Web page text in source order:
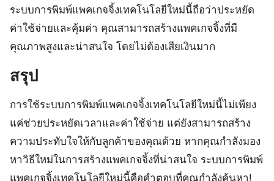
ระบบการพิมพ์แพคเกจจิ้งเทคโนโลยีใหม่นี้ถือว่าประหยัด
ค่าใช้จ่ายและคุ้มค่า คุณสามารถสร้างแพคเกจจิ้งที่มี
คุณภาพสูงและน่าสนใจ โดยไม่ต้องเสียเงินมาก
สรุป
การใช้ระบบการพิมพ์แพคเกจจิ้งเทคโนโลยีใหม่นี้ไม่เพียง
แค่ช่วยประหยัดเวลาและค่าใช้จ่าย แต่ยังสามารถสร้าง
ความประทับใจให้กับลูกค้าของคุณด้วย หากคุณกำลังมอง
หาวิธีใหม่ในการสร้างแพคเกจจิ้งที่น่าสนใจ ระบบการพิมพ์
แพคเกจจิ้งเทคโนโลยีใหม่นี้คือคำตอบที่คุณกำลังค้นหา!